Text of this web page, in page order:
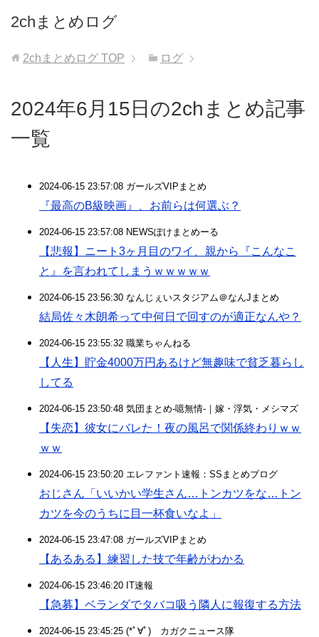
2chまとめログ
2chまとめログ TOP ログ
2024年6月15日の2chまとめ記事
一覧
2024-06-15 23:57:08 ガールズVIPまとめ
『最高のB級映画』、お前らは何選ぶ？
2024-06-15 23:57:08 NEWSぽけまとめーる
【悲報】ニート3ヶ月目のワイ、親から『こんなこ
と』を言われてしまうｗｗｗｗｗ
2024-06-15 23:56:30 なんじぇいスタジアム＠なんJまとめ
結局佐々木朗希って中何日で回すのが適正なんや？
2024-06-15 23:55:32 職業ちゃんねる
【人生】貯金4000万円あるけど無趣味で貧乏暮らし
してる
2024-06-15 23:50:48 気団まとめ-噫無情-｜嫁・浮気・メシマズ
【失恋】彼女にバレた！夜の風呂で関係終わりｗｗ
ｗｗ
2024-06-15 23:50:20 エレファント速報：SSまとめブログ
おじさん「いいかい学生さん…トンカツをな…トン
カツを今のうちに目一杯食いなよ」
2024-06-15 23:47:08 ガールズVIPまとめ
【あるある】練習した技で年齢がわかる
2024-06-15 23:46:20 IT速報
【急募】ベランダでタバコ吸う隣人に報復する方法
2024-06-15 23:45:25 (*ﾟ∀ﾟ)ゞカガクニュース隊